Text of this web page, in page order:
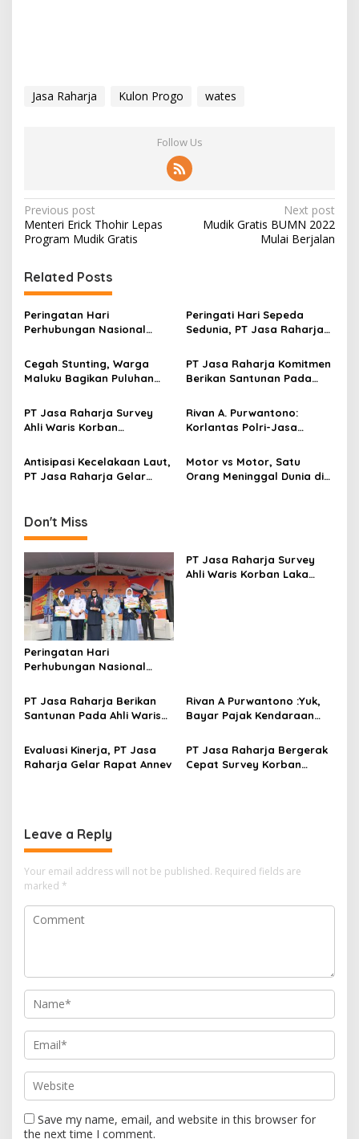
Jasa Raharja Kulon Progo wates
Follow Us
Post
navigation
Previous post
Menteri Erick Thohir Lepas
Program Mudik Gratis
Next post
Mudik Gratis BUMN 2022
Mulai Berjalan
Related Posts
Peringatan Hari
Perhubungan Nasional
Wates Kulon Progo
Peringati Hari Sepeda
Sedunia, PT Jasa Raharja
Beramal
Cegah Stunting, Warga
Maluku Bagikan Puluhan
PT Jasa Raharja Komitmen
Berikan Santunan Pada
PT Jasa Raharja Survey
Ahli Waris Korban
Tiga UIN sunan Kalijaga
Rivan A. Purwantono:
Korlantas Polri-Jasa
Jelang G20
Antisipasi Kecelakaan Laut,
PT Jasa Raharja Gelar
Motor vs Motor, Satu
Orang Meninggal Dunia di
Don't Miss
Peringatan Hari
Perhubungan Nasional
Wates Kulon Progo
PT Jasa Raharja Survey
Ahli Waris Korban Laka
PT Jasa Raharja Berikan
Santunan Pada Ahli Waris
Lintas
Rivan A Purwantono :Yuk,
Bayar Pajak Kendaraan
Evaluasi Kinerja, PT Jasa
Raharja Gelar Rapat Annev
PT Jasa Raharja Bergerak
Cepat Survey Korban
Leave a Reply
Your email address will not be published. Required fields are
marked *
Save my name, email, and website in this browser for
the next time I comment.